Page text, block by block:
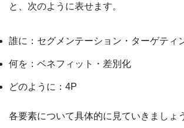
と、次のように表せます。
誰に：セグメンテーション・ターゲティ
何を：ベネフィット・差別化
どのように：4P
各要素について具体的に見ていきましょ